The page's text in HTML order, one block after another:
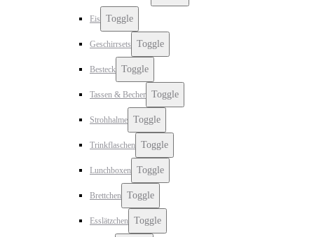
Eis Toggle
Geschirrsets Toggle
Besteck Toggle
Tassen & Becher Toggle
Strohhalme Toggle
Trinkflaschen Toggle
Lunchboxen Toggle
Brettchen Toggle
Esslätzchen Toggle